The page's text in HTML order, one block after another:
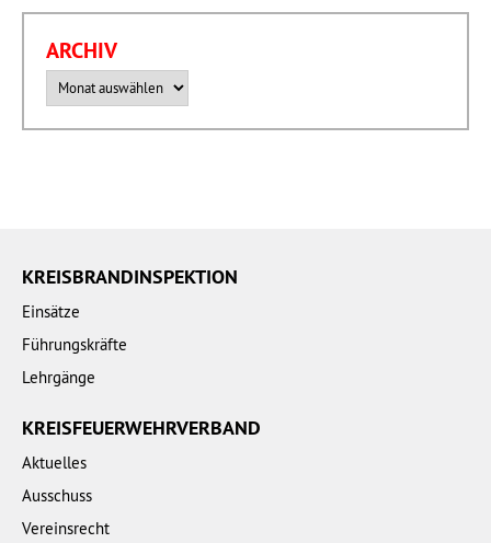
ARCHIV
Archiv
KREISBRANDINSPEKTION
Einsätze
Führungskräfte
Lehrgänge
KREISFEUERWEHRVERBAND
Aktuelles
Ausschuss
Vereinsrecht